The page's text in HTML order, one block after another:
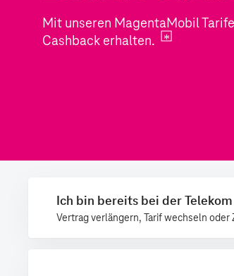
Ich bin bereits bei der Telekom
Vertrag verlängern, Tarif wechseln